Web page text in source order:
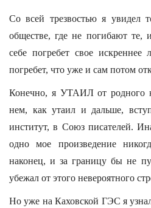
Со всей трезвостью я увидел
обществе, где не погибают те,
себе погребет свое искреннее
погребет, что уже и сам потом
Конечно, я УТАИЛ от родного
нем, как утаил и дальше,
институт, в Союз писателей.
одно мое произведение
наконец, и за границу бы не
убежал от этого невероятного
Но уже на Каховской ГЭС я